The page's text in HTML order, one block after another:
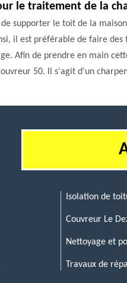
le traitement de la
supporter le toit de la
il est préférable de faire
Afin de prendre en main
50. Il s'agit d'un
Isolation de
Couvreur Le
Nettoyage et
Travaux de